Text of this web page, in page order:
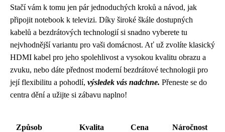
Stačí vám k tomu jen pár jednoduchých kroků a návod, jak
připojit notebook k televizi. Díky široké škále dostupných
kabelů a bezdrátových technologií si snadno vyberete tu
nejvhodnější variantu pro vaši domácnost. Ať už zvolíte klasický
HDMI kabel pro jeho spolehlivost a vysokou kvalitu obrazu a
zvuku, nebo dáte přednost moderní bezdrátové technologii pro
její flexibilitu a pohodlí, výsledek vás nadchne. Přeneste se do
centra dění a užijte si zábavu naplno!
Způsob
Kvalita
Cena
Náročnost